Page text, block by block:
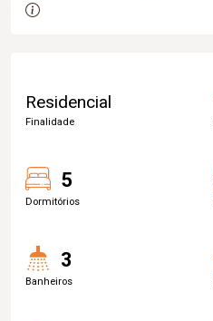
Residencial
Finalidade
5
Dormitórios
3
Banheiros